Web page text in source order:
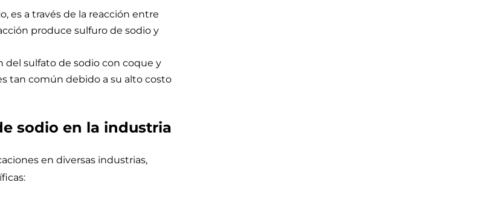
es a través de la reacción entre
produce sulfuro de sodio y
del sulfato de sodio con coque y
tan común debido a su alto costo
sodio en la industria
en diversas industrias,